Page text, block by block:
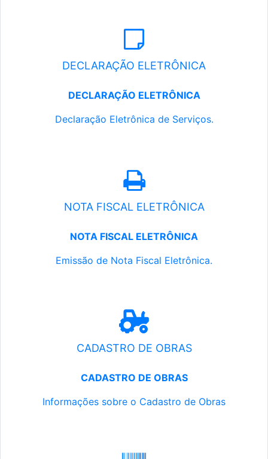
DECLARAÇÃO ELETRÔNICA
DECLARAÇÃO ELETRÔNICA
Declaração Eletrônica de Serviços.
NOTA FISCAL ELETRÔNICA
NOTA FISCAL ELETRÔNICA
Emissão de Nota Fiscal Eletrônica.
CADASTRO DE OBRAS
CADASTRO DE OBRAS
Informações sobre o Cadastro de Obras